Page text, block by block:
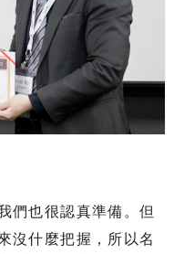
們也很認真準備。但
沒什麼把握，所以名